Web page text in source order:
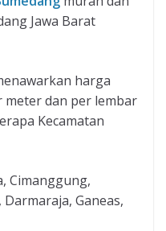
Jawa Barat
harga
dan per lembar
Kecamatan
Cimanggung,
Ganeas,